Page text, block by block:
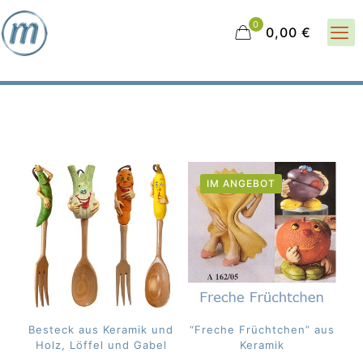
0 0,00 €
Besteck aus Keramik und
Holz, Löffel und Gabel
IM ANGEBOT
“Freche Früchtchen” aus
Keramik